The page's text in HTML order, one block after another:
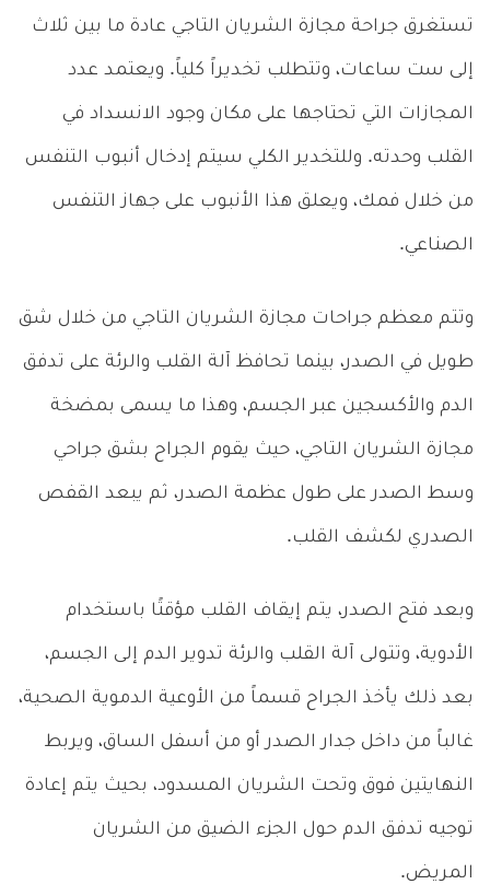
تستغرق جراحة مجازة الشريان التاجي عادة ما بين ثلاث
إلى ست ساعات، وتتطلب تخديراً كلياً. ويعتمد عدد
المجازات التي تحتاجها على مكان وجود الانسداد في
القلب وحدته. وللتخدير الكلي سيتم إدخال أنبوب التنفس
من خلال فمك، ويعلق هذا الأنبوب على جهاز التنفس
الصناعي.
وتتم معظم جراحات مجازة الشريان التاجي من خلال شق
طويل في الصدر، بينما تحافظ آلة القلب والرئة على تدفق
الدم والأكسجين عبر الجسم، وهذا ما يسمى بمضخة
مجازة الشريان التاجي، حيث يقوم الجراح بشق جراحي
وسط الصدر على طول عظمة الصدر، ثم يبعد القفص
الصدري لكشف القلب.
وبعد فتح الصدر، يتم إيقاف القلب مؤقتًا باستخدام
الأدوية، وتتولى آلة القلب والرئة تدوير الدم إلى الجسم،
بعد ذلك يأخذ الجراح قسماً من الأوعية الدموية الصحية،
غالباً من داخل جدار الصدر أو من أسفل الساق، ويربط
النهايتين فوق وتحت الشريان المسدود، بحيث يتم إعادة
توجيه تدفق الدم حول الجزء الضيق من الشريان
المريض.